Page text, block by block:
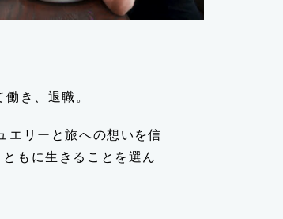
き、退職。
エリーと旅への想いを信
もに生きることを選ん